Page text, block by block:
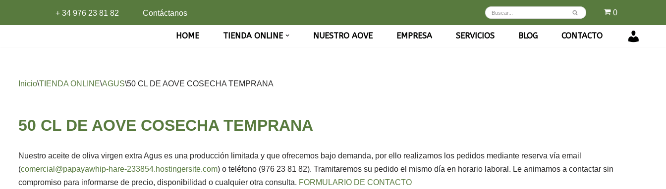
Saltar
+ 34 976 23 81 82 Contáctanos 0
HOME TIENDA ONLINE NUESTRO AOVE EMPRESA SERVICIOS BLOG CONTACTO
INICIO
Inicio\TIENDA ONLINE\AGUS\50 CL DE AOVE COSECHA TEMPRANA
50 CL DE AOVE COSECHA TEMPRANA
Nuestro aceite de oliva virgen extra Agus es una producción limitada y que ofrecemos bajo demanda, por ello realizamos los pedidos mediante reserva vía email
(comercial@papayawhip-hare-233854.hostingersite.com) o teléfono (976 23 81 82). Tramitaremos su pedido el mismo día en horario laboral. Le animamos a contactar sin
compromiso para informarse de precio, disponibilidad o cualquier otra consulta. FORMULARIO DE CONTACTO